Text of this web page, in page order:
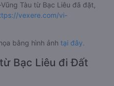
Tàu từ Bạc Liêu đã đặt,
vexere.com/vi-
bằng hình ảnh tại đây.
Bạc Liêu đi Đất